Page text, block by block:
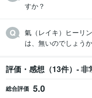
すか？
氣（レイキ）ヒーリ
は、無いのでしょう
評価・感想（13件）- 非
総合評価 5.0